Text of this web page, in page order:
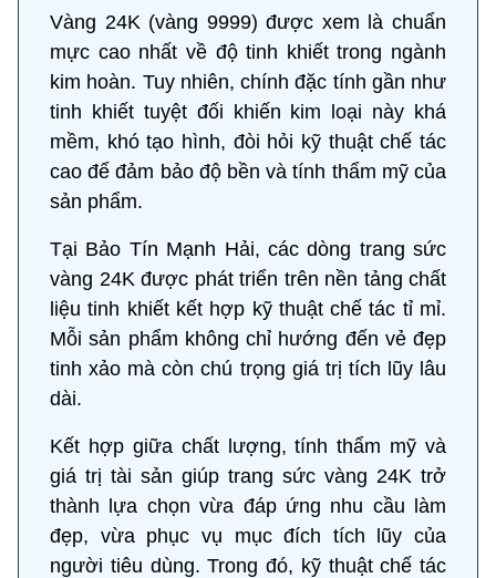
Vàng 24K (vàng 9999) được xem là chuẩn
mực cao nhất về độ tinh khiết trong ngành
kim hoàn. Tuy nhiên, chính đặc tính gần như
tinh khiết tuyệt đối khiến kim loại này khá
mềm, khó tạo hình, đòi hỏi kỹ thuật chế tác
cao để đảm bảo độ bền và tính thẩm mỹ của
sản phẩm.
Tại Bảo Tín Mạnh Hải, các dòng trang sức
vàng 24K được phát triển trên nền tảng chất
liệu tinh khiết kết hợp kỹ thuật chế tác tỉ mỉ.
Mỗi sản phẩm không chỉ hướng đến vẻ đẹp
tinh xảo mà còn chú trọng giá trị tích lũy lâu
dài.
Kết hợp giữa chất lượng, tính thẩm mỹ và
giá trị tài sản giúp trang sức vàng 24K trở
thành lựa chọn vừa đáp ứng nhu cầu làm
đẹp, vừa phục vụ mục đích tích lũy của
người tiêu dùng. Trong đó, kỹ thuật chế tác